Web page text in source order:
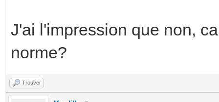
J'ai l'impression que non,
norme?
Trouver